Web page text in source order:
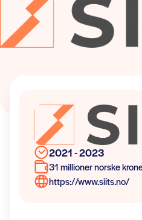
2021 - 2023
31 millioner norske
https://www.siits.no/